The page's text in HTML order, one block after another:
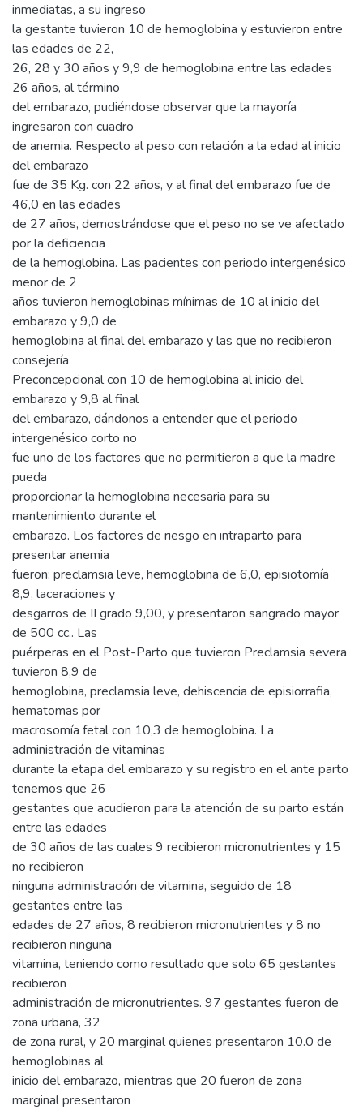
inmediatas, a su ingreso
la gestante tuvieron 10 de hemoglobina y estuvieron entre
las edades de 22,
26, 28 y 30 años y 9,9 de hemoglobina entre las edades
26 años, al término
del embarazo, pudiéndose observar que la mayoría
ingresaron con cuadro
de anemia. Respecto al peso con relación a la edad al inicio
del embarazo
fue de 35 Kg. con 22 años, y al final del embarazo fue de
46,0 en las edades
de 27 años, demostrándose que el peso no se ve afectado
por la deficiencia
de la hemoglobina. Las pacientes con periodo intergenésico
menor de 2
años tuvieron hemoglobinas mínimas de 10 al inicio del
embarazo y 9,0 de
hemoglobina al final del embarazo y las que no recibieron
consejería
Preconcepcional con 10 de hemoglobina al inicio del
embarazo y 9,8 al final
del embarazo, dándonos a entender que el periodo
intergenésico corto no
fue uno de los factores que no permitieron a que la madre
pueda
proporcionar la hemoglobina necesaria para su
mantenimiento durante el
embarazo. Los factores de riesgo en intraparto para
presentar anemia
fueron: preclamsia leve, hemoglobina de 6,0, episiotomía
8,9, laceraciones y
desgarros de II grado 9,00, y presentaron sangrado mayor
de 500 cc.. Las
puérperas en el Post-Parto que tuvieron Preclamsia severa
tuvieron 8,9 de
hemoglobina, preclamsia leve, dehiscencia de episiorrafia,
hematomas por
macrosomía fetal con 10,3 de hemoglobina. La
administración de vitaminas
durante la etapa del embarazo y su registro en el ante parto
tenemos que 26
gestantes que acudieron para la atención de su parto están
entre las edades
de 30 años de las cuales 9 recibieron micronutrientes y 15
no recibieron
ninguna administración de vitamina, seguido de 18
gestantes entre las
edades de 27 años, 8 recibieron micronutrientes y 8 no
recibieron ninguna
vitamina, teniendo como resultado que solo 65 gestantes
recibieron
administración de micronutrientes. 97 gestantes fueron de
zona urbana, 32
de zona rural, y 20 marginal quienes presentaron 10.0 de
hemoglobinas al
inicio del embarazo, mientras que 20 fueron de zona
marginal presentaron